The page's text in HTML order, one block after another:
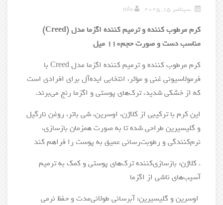
سپتامبر 15, 2025 mla
کرم مرطوب کننده و ترمیم کننده اگزما مدل (Creed)
مناسب دست و صورت حجم110 میل
کرم مرطوب کننده و ترمیم کننده اگزما مدل Creed با
فرمولاسیونی غنی و مؤثر، انتخابی ایده‌آل برای افرادی است
که از خشکی شدید، ترک‌های پوستی و اگزما رنج می‌برند.
این کرم با ترکیبی از کلاژن، اوسرین، شی باتر، روغن نارگیل
و گلیسیرین طراحی شده تا به صورت همزمان بازسازی،
نرم‌کنندگی و رطوبت‌رسانی عمیق به پوست را فراهم کند
. کلاژن: بازسازی‌کننده ترک‌های پوستی و کمک به ترمیم
آسیب‌های ناشی از اگزما
اوسرین و گلیسیرین: آبرسانی طولانی‌مدت و حفظ نرمی